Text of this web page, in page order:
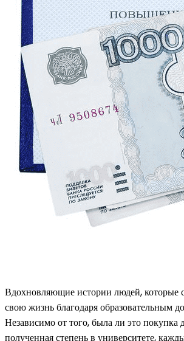
Вдохновляющие истории людей, которые
свою жизнь благодаря образовательным
Независимо от того, была ли это покупка
полученная степень в университете,